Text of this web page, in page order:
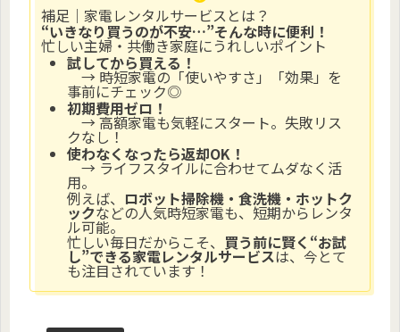
補足｜家電レンタルサービスとは？
“いきなり買うのが不安…”そんな時に便利！
忙しい主婦・共働き家庭にうれしいポイント
試してから買える！
→ 時短家電の「使いやすさ」「効果」を
事前にチェック◎
初期費用ゼロ！
→ 高額家電も気軽にスタート。失敗リス
クなし！
使わなくなったら返却OK！
→ ライフスタイルに合わせてムダなく活
用。
例えば、 ロボット掃除機・食洗機・ホットク
ックなどの人気時短家電も、短期からレンタ
ル可能。
忙しい毎日だからこそ、 買う前に賢く“お試
し”できる家電レンタルサービスは、今とて
も注目されています！